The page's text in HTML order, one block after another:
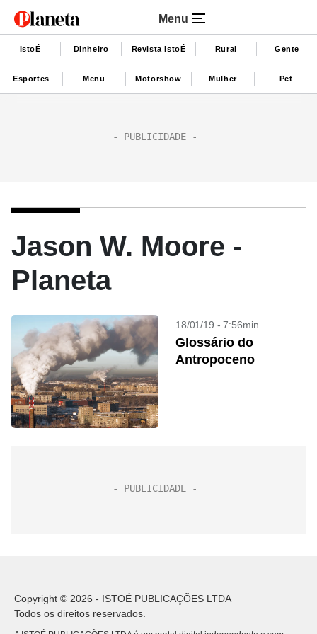
Menu
IstoÉ Dinheiro Revista IstoÉ Rural Gente
Esportes Menu Motorshow Mulher Pet
Jason W. Moore -
Planeta
18/01/19 - 7:56min
Glossário do
Antropoceno
Copyright © 2026 - ISTOÉ PUBLICAÇÕES LTDA
Todos os direitos reservados.